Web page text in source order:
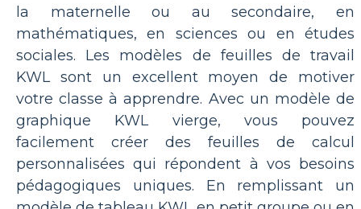
la maternelle ou au secondaire, en
mathématiques, en sciences ou en études
sociales. Les modèles de feuilles de travail
KWL sont un excellent moyen de motiver
votre classe à apprendre. Avec un modèle de
graphique KWL vierge, vous pouvez
facilement créer des feuilles de calcul
personnalisées qui répondent à vos besoins
pédagogiques uniques. En remplissant un